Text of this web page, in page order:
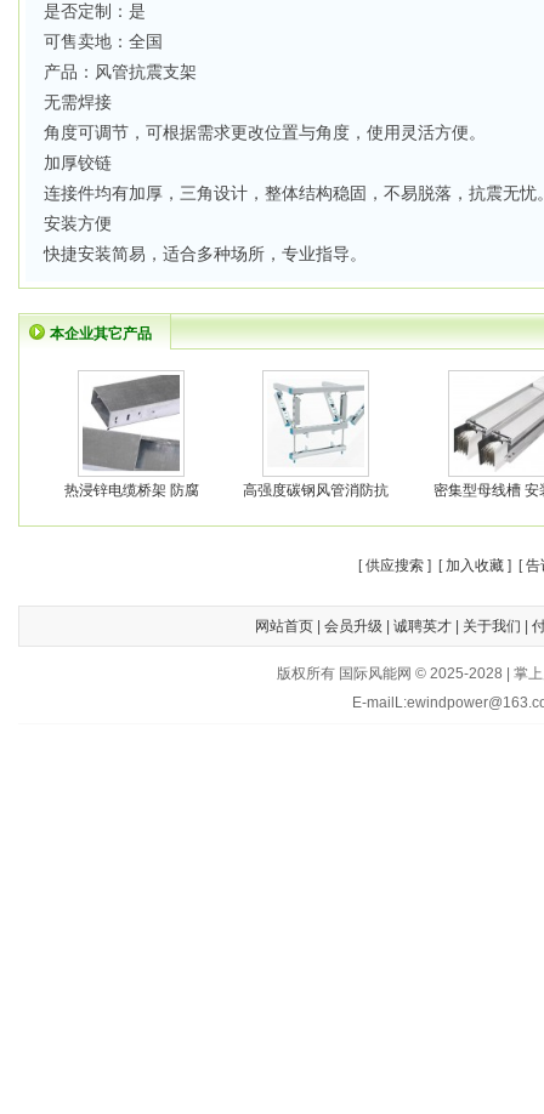
是否定制：是
可售卖地：全国
产品：风管抗震支架
无需焊接
角度可调节，可根据需求更改位置与角度，使用灵活方便。
加厚铰链
连接件均有加厚，三角设计，整体结构稳固，不易脱落，抗震无忧
安装方便
快捷安装简易，适合多种场所，专业指导。
本企业其它产品
热浸锌电缆桥架 防腐 高强度碳钢风管消防抗 密集型母线槽 安
[供应搜索 ] [加入收藏 ] [告
网站首页| 会员升级 诚聘英才| 关于我们
版权所有 国际风能网 © 2025-2028 | 掌
E-